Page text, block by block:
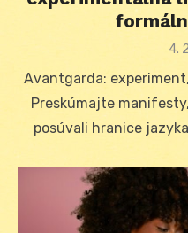
4.
Avantgarda:
Preskúmajte
posúvali hranice